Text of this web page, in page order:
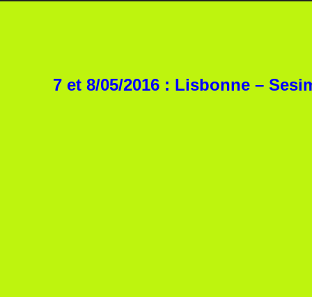
7 et 8/05/2016 : Lisbonne –